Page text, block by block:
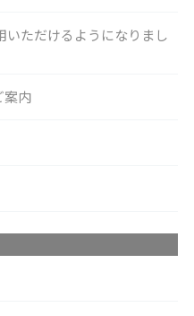
ただけるようになりまし
案内